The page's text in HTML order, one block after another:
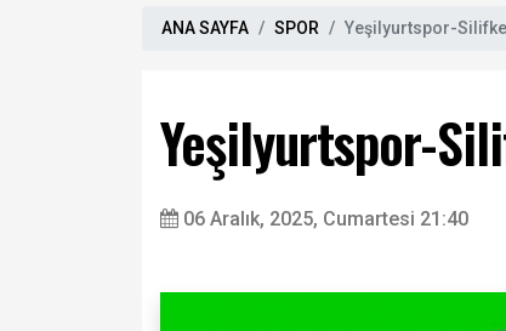
ANA SAYFA SPOR Yeşilyurtspor-Silifke
Yeşilyurtspor-
06 Aralık, 2025, Cumartesi 21:40